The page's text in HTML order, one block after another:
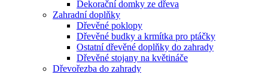
Dekorační domky ze dřeva
Zahradní doplňky
Dřevěné poklopy
Dřevěné budky a krmítka pro ptáčky
Ostatní dřevěné doplňky do zahrady
Dřevěné stojany na květináče
Dřevořezba do zahrady